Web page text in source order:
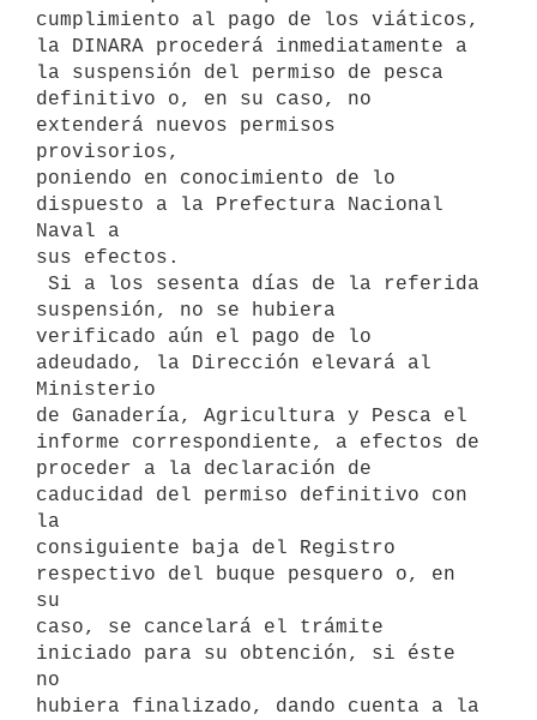
cumplimiento al pago de los viáticos,
la DINARA procederá inmediatamente a
la suspensión del permiso de pesca
definitivo o, en su caso, no
extenderá nuevos permisos
provisorios,
poniendo en conocimiento de lo
dispuesto a la Prefectura Nacional
Naval a
sus efectos.
suspensión, no se hubiera
verificado aún el pago de lo
adeudado, la Dirección elevará al
Ministerio
de Ganadería, Agricultura y Pesca el
informe correspondiente, a efectos de
proceder a la declaración de
caducidad del permiso definitivo con
la
consiguiente baja del Registro
respectivo del buque pesquero o, en
su
caso, se cancelará el trámite
iniciado para su obtención, si éste
no
hubiera finalizado, dando cuenta a la